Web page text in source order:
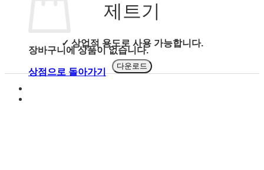
장바구니에 상품이 없습니다.
상점으로 돌아가기
제트기
✓ 상업적 용도로 사용 가능합니다.
다운로드